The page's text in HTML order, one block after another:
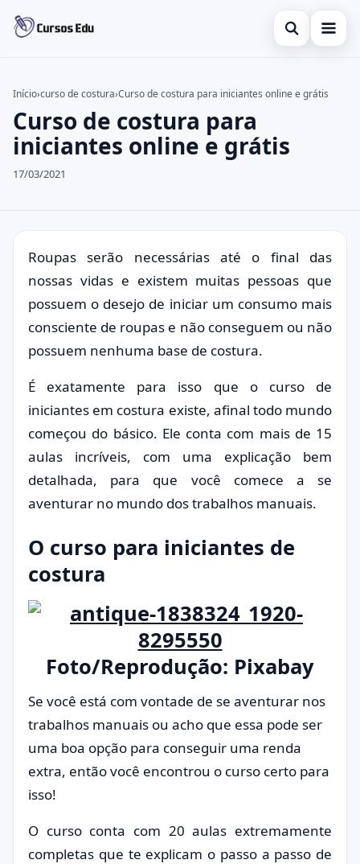
Abrir busca
Inglês
Idiomas
Buscar no site
Buscar por:
Pressione Enter para buscar ou ESC para fechar.
Início›curso de costura›Curso de costura para iniciantes online e grátis
Curso de costura para
iniciantes online e grátis
17/03/2021
Roupas serão necessárias até o final das
nossas vidas e existem muitas pessoas que
possuem o desejo de iniciar um consumo mais
consciente de roupas e não conseguem ou não
possuem nenhuma base de costura.
É exatamente para isso que o curso de
iniciantes em costura existe, afinal todo mundo
começou do básico. Ele conta com mais de 15
aulas incríveis, com uma explicação bem
detalhada, para que você comece a se
aventurar no mundo dos trabalhos manuais.
O curso para iniciantes de
costura
Foto/Reprodução: Pixabay
Se você está com vontade de se aventurar nos
trabalhos manuais ou acho que essa pode ser
uma boa opção para conseguir uma renda
extra, então você encontrou o curso certo para
isso!
O curso conta com 20 aulas extremamente
completas que te explicam o passo a passo de